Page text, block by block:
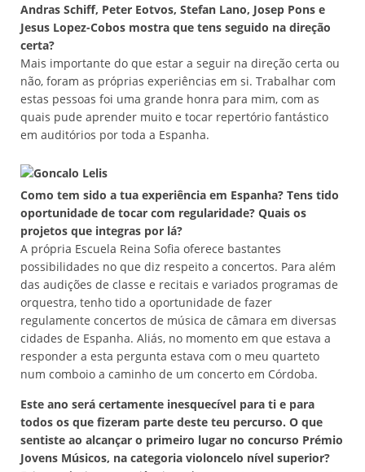
Andras Schiff, Peter Eotvos, Stefan Lano, Josep Pons e
Jesus Lopez-Cobos mostra que tens seguido na direção
certa?
Mais importante do que estar a seguir na direção certa ou
não, foram as próprias experiências em si. Trabalhar com
estas pessoas foi uma grande honra para mim, com as
quais pude aprender muito e tocar repertório fantástico
em auditórios por toda a Espanha.
Como tem sido a tua experiência em Espanha? Tens tido
oportunidade de tocar com regularidade? Quais os
projetos que integras por lá?
A própria Escuela Reina Sofia oferece bastantes
possibilidades no que diz respeito a concertos. Para além
das audições de classe e recitais e variados programas de
orquestra, tenho tido a oportunidade de fazer
regulamente concertos de música de câmara em diversas
cidades de Espanha. Aliás, no momento em que estava a
responder a esta pergunta estava com o meu quarteto
num comboio a caminho de um concerto em Córdoba.
Este ano será certamente inesquecível para ti e para
todos os que fizeram parte deste teu percurso. O que
sentiste ao alcançar o primeiro lugar no concurso Prémio
Jovens Músicos, na categoria violoncelo nível superior?